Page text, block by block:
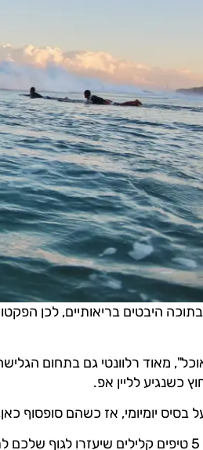
היבטים בריאותיים, לכן
מאוד רלוונטי גם בתחום
כשנגיע לליין אפ.
בסיס יומיומי, אז כשהם סופסוף
אז הכנתי לכם רשימה של 5 טיפים קלילים